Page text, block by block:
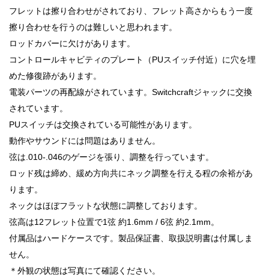
フレットは擦り合わせがされており、フレット高さからもう一度
擦り合わせを行うのは難しいと思われます。
ロッドカバーに欠けがあります。
コントロールキャビティのプレート（PUスイッチ付近）に穴を埋
めた修復跡があります。
電装パーツの再配線がされています。Switchcraftジャックに交換
されています。
PUスイッチは交換されている可能性があります。
動作やサウンドには問題はありません。
弦は.010-.046のゲージを張り、調整を行っています。
ロッド残は締め、緩め方向共にネック調整を行える程の余裕があ
ります。
ネックはほぼフラットな状態に調整しております。
弦高は12フレット位置で1弦 約1.6mm / 6弦 約2.1mm。
付属品はハードケースです。製品保証書、取扱説明書は付属しま
せん。
＊外観の状態は写真にて確認ください。